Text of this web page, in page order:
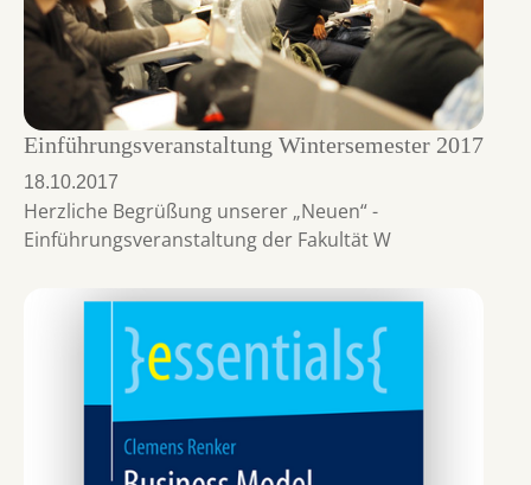
Einführungsveranstaltung Wintersemester 2017
18.10.2017
Herzliche Begrüßung unserer „Neuen“ -
Einführungsveranstaltung der Fakultät W